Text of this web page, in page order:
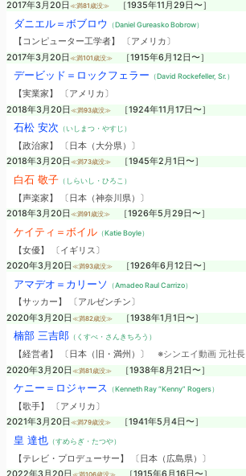
2017年3月20日 ≪満81歳没≫ ［1935年11月29日〜］
ダニエル＝ボブロウ （Daniel Gureasko Bobrow）
【コンピューター工学者】 〔アメリカ〕
2017年3月20日 ≪満101歳没≫ ［1915年6月12日〜］
デービッド＝ロックフェラー （David Rockefeller, Sr.）
【実業家】 〔アメリカ〕
2018年3月20日 ≪満93歳没≫ ［1924年11月17日〜］
石松 安次 （いしまつ・やすじ）
【政治家】 〔日本（大分県）〕
2018年3月20日 ≪満73歳没≫ ［1945年2月1日〜］
白石 敬子（しらいし・ひろこ）
【声楽家】 〔日本（神奈川県）〕
2018年3月20日 ≪満91歳没≫ ［1926年5月29日〜］
ケイティ＝ボイル（Katie Boyle）
【女優】 〔イギリス〕
2020年3月20日 ≪満93歳没≫ ［1926年6月12日〜］
アマデオ＝カリーソ （Amadeo Raul Carrizo）
【サッカー】 〔アルゼンチン〕
2020年3月20日 ≪満82歳没≫ ［1938年1月1日〜］
楠部 三吉郎（くすべ・さんきちろう）
【経営者】 〔日本（旧・満州）〕 ※シンエイ動画 元社長
2020年3月20日 ≪満81歳没≫ ［1938年8月21日〜］
ケニー＝ロジャース （Kenneth Ray “Kenny” Rogers）
【歌手】 〔アメリカ〕
2021年3月20日 ≪満79歳没≫ ［1941年5月4日〜］
皇 達也（すめらぎ・たつや）
【テレビ・プロデューサー】 〔日本（広島県）〕